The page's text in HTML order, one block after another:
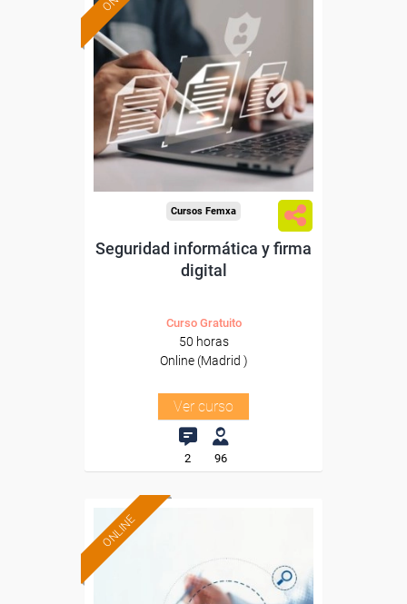
Formación 100%
subvencionada.
Para desempleados,
trabajadores y autónomos
de Madrid.
Para todos los sectores.
Cursos Femxa
Seguridad informática y firma
digital
Curso Gratuito
50 horas
Online (Madrid )
Ver curso
2 96
ONLINE
Formación 100%
subvencionada.